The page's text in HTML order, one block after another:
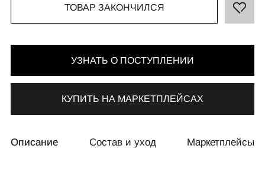
ТОВАР ЗАКОНЧИЛСЯ
УЗНАТЬ О ПОСТУПЛЕНИИ
КУПИТЬ НА МАРКЕТПЛЕЙСАХ
Описание Состав и уход Маркетплейсы
СВЯЗАТЬСЯ С НАМИ
Телеграм